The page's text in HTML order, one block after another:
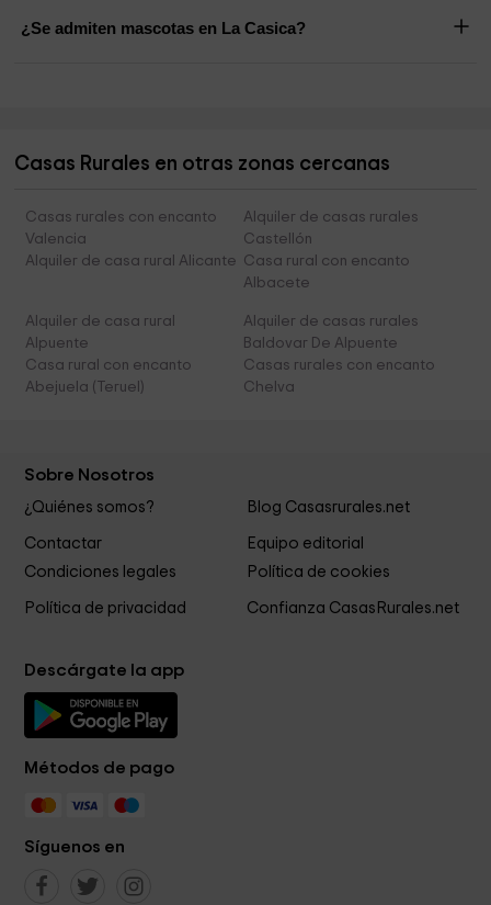
¿Se admiten mascotas en La Casica?
Casas Rurales en otras zonas cercanas
Casas rurales con encanto
Valencia
Alquiler de casas rurales
Castellón
Alquiler de casa rural Alicante Casa rural con encanto
Albacete
Alquiler de casa rural
Alpuente
Alquiler de casas rurales
Baldovar De Alpuente
Casa rural con encanto
Abejuela (Teruel)
Casas rurales con encanto
Chelva
Sobre Nosotros
¿Quiénes somos? Blog Casasrurales.net
Contactar
Equipo editorial
Condiciones legales
Política de cookies
Política de privacidad Confianza CasasRurales.net
Descárgate la app
Métodos de pago
Síguenos en